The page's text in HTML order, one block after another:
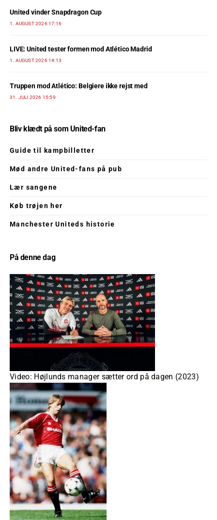
United vinder Snapdragon Cup
1. AUGUST 2026 17:16
LIVE: United tester formen mod Atlético Madrid
1. AUGUST 2026 14:13
Truppen mod Atlético: Belgiere ikke rejst med
31. JULI 2026 15:59
Bliv klædt på som United-fan
Guide til kampbilletter
Mød andre United-fans på pub
Lær sangene
Køb trøjen her
Manchester Uniteds historie
På denne dag
Video: Højlunds manager sætter ord på dagen (2023)